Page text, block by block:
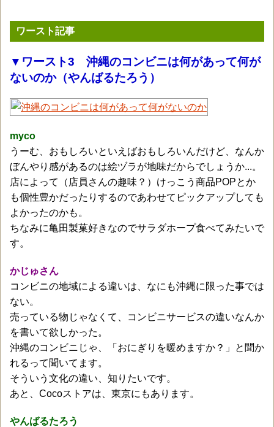
ワースト記事
▼ワースト3 沖縄のコンビニは何があって何が
ないのか（やんばるたろう）
myco
うーむ、おもしろいといえばおもしろいんだけど、なんか
ぼんやり感があるのは絵ヅラが地味だからでしょうか...。
店によって（店員さんの趣味？）けっこう商品POPとか
も個性豊かだったりするのであわせてピックアップしても
よかったのかも。
ちなみに亀田製菓好きなのでサラダホープ食べてみたいで
す。
かじゅさん
コンビニの地域による違いは、なにも沖縄に限った事では
ない。
売っている物じゃなくて、コンビニサービスの違いなんか
を書いて欲しかった。
沖縄のコンビニじゃ、「おにぎりを暖めますか？」と聞か
れるって聞いてます。
そういう文化の違い、知りたいです。
あと、Cocoストアは、東京にもあります。
やんばるたろう